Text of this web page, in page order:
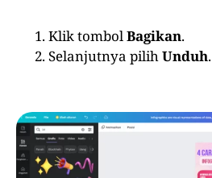
Klik tombolBagikan.
Selanjutnya pilihUnduh.